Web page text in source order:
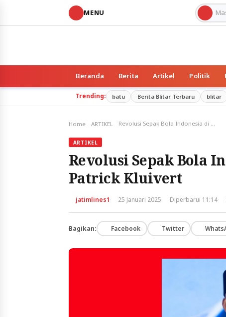
MENU
Beranda Berita Artikel Politik
Trending: batu Berita Blitar Terbaru blitar
Home ARTIKEL
ARTIKEL
Revolusi Sepak Bola
Patrick Kluivert
jatimlines1· 25 Januari 2025· Diperbarui 11:14·
Bagikan: Facebook Twitter